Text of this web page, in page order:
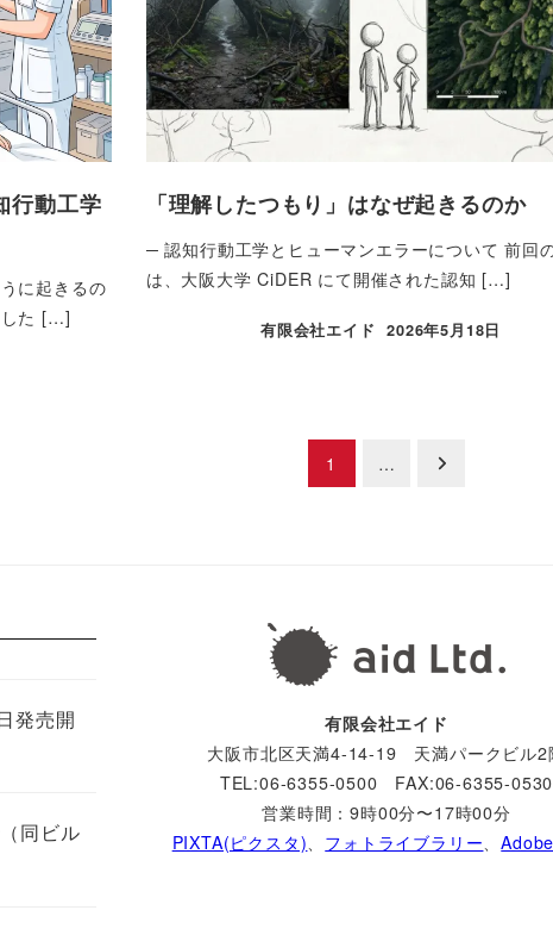
行動工学
に起きるの
した […]
「理解したつもり」はなぜ起きるのか
─ 認知行動工学とヒューマンエラーについて 前回
は、大阪大学 CiDER にて開催された認知 […]
有限会社エイド 2026年5月18日
1 …
発売開
同ビル
有限会社エイド
大阪市北区天満4-14-19 天満パークビル2
TEL:06-6355-0500 FAX:06-6355-0530
営業時間：9時00分〜17時00分
PIXTA(ピクスタ)
フォトライブラリー 、